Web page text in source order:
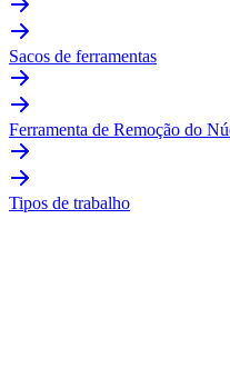
Sacos de ferramentas
Ferramenta de Remoção do
Tipos de trabalho